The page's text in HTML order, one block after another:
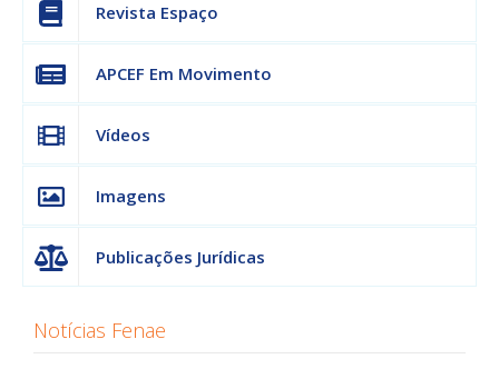
Revista Espaço
APCEF Em Movimento
Vídeos
Imagens
Publicações Jurídicas
Notícias Fenae